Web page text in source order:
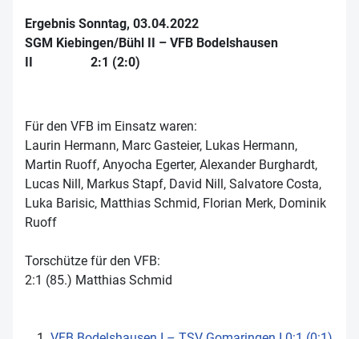
Ergebnis Sonntag, 03.04.2022
SGM Kiebingen/Bühl II – VFB Bodelshausen
II 2:1 (2:0)
Für den VFB im Einsatz waren:
Laurin Hermann, Marc Gasteier, Lukas Hermann,
Martin Ruoff, Anyocha Egerter, Alexander Burghardt,
Lucas Nill, Markus Stapf, David Nill, Salvatore Costa,
Luka Barisic, Matthias Schmid, Florian Merk, Dominik
Ruoff
Torschütze für den VFB:
2:1 (85.) Matthias Schmid